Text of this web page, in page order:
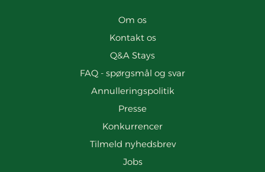
Om os
Kontakt os
Q&A Stays
FAQ - spørgsmål og svar
Annulleringspolitik
Presse
Konkurrencer
Tilmeld nyhedsbrev
Jobs